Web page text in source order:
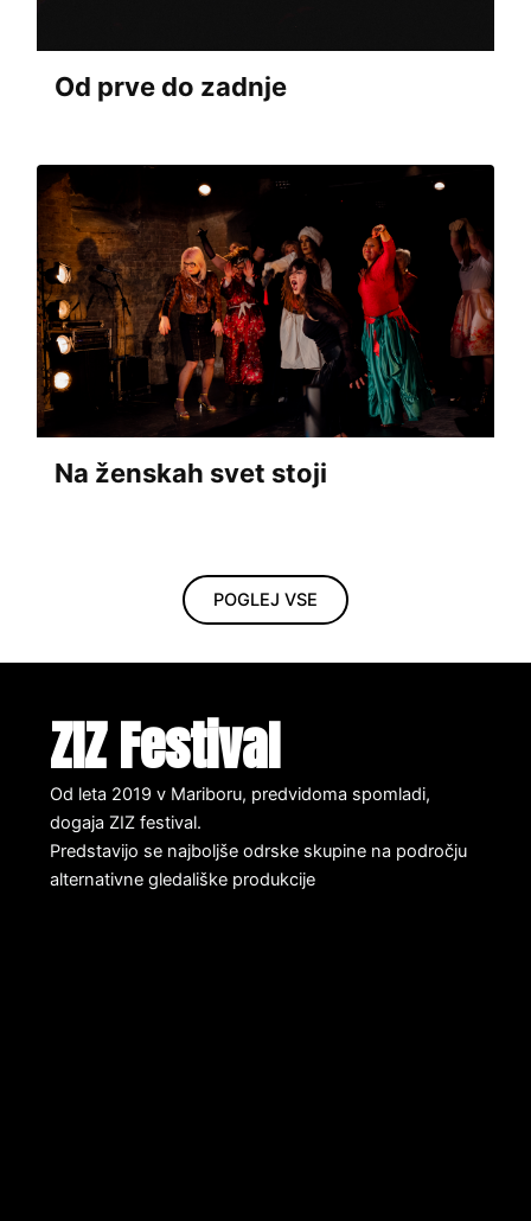
Od prve do zadnje
Na ženskah svet stoji
POGLEJ VSE
ZIZ Festival
Od leta 2019 v Mariboru, predvidoma spomladi,
dogaja ZIZ festival.
Predstavijo se najboljše odrske skupine na področju
alternativne gledališke produkcije